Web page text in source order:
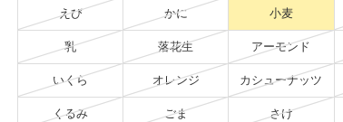
えび かに 小麦
乳 落花生 アーモンド
いくら オレンジ カシューナッツ
くるみ ごま さけ